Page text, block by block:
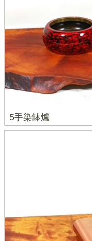
5手染缽爐